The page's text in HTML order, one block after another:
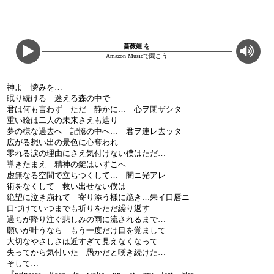
薔薇姫 を
Amazon Musicで聞こう
神よ 憐みを…
眠り続ける 迷える森の中で
君は何も言わず ただ 静かに… 心ヲ閉ザシタ
重い瞼は二人の未来さえも遮り
夢の様な過去へ 記憶の中へ… 君ヲ連レ去ッタ
広がる想い出の景色に心奪われ
零れる涙の理由にさえ気付けない僕はただ…
導きたまえ 精神の鍵はいずこへ
虚無なる空間で立ちつくして… 闇ニ光アレ
術をなくして 救い出せない僕は
絶望に泣き崩れて 寄り添う様に跪き…朱イ口唇ニ
口づけていつまでも祈りをただ繰り返す
過ちが降り注ぐ悲しみの雨に流されるまで…
願いが叶うなら もう一度だけ目を覚まして
大切なやさしさは近すぎて見えなくなって
失ってから気付いた 愚かだと嘆き続けた…
そして…